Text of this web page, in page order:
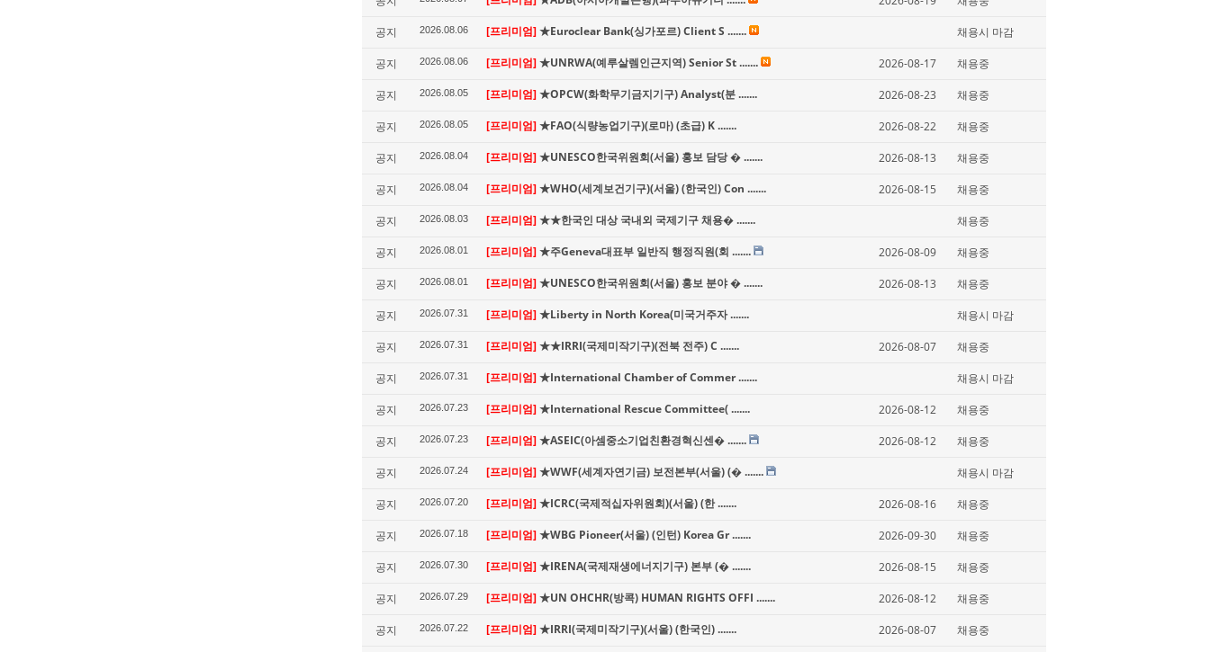
공지 2026.08.06 [프리미엄]★Euroclear Bank(싱가포르) Client S ....... 채용시 마감
공지 2026.08.06 [프리미엄]★UNRWA(예루살렘인근지역) Senior St ....... 2026-08-17 채용중
공지 2026.08.05 [프리미엄]★OPCW(화학무기금지기구) Analyst(분 ....... 2026-08-23 채용중
공지 2026.08.05 [프리미엄]★FAO(식량농업기구)(로마) (초급) K ....... 2026-08-22 채용중
공지 2026.08.04 [프리미엄]★UNESCO한국위원회(서울) 홍보 담당 � ....... 2026-08-13 채용중
공지 2026.08.04 [프리미엄]★WHO(세계보건기구)(서울) (한국인) Con ....... 2026-08-15 채용중
공지 2026.08.03 [프리미엄]★★한국인 대상 국내외 국제기구 채용� ....... 채용중
공지 2026.08.01 [프리미엄]★주Geneva대표부 일반직 행정직원(회 ....... 2026-08-09 채용중
공지 2026.08.01 [프리미엄]★UNESCO한국위원회(서울) 홍보 분야 � ....... 2026-08-13 채용중
공지 2026.07.31 [프리미엄]★Liberty in North Korea(미국거주자 ....... 채용시 마감
공지 2026.07.31 [프리미엄]★★IRRI(국제미작기구)(전북 전주) C ....... 2026-08-07 채용중
공지 2026.07.31 [프리미엄]★International Chamber of Commer ....... 채용시 마감
공지 2026.07.23 [프리미엄]★International Rescue Committee( ....... 2026-08-12 채용중
공지 2026.07.23 [프리미엄]★ASEIC(아셈중소기업친환경혁신센� ....... 2026-08-12 채용중
공지 2026.07.24 [프리미엄]★WWF(세계자연기금) 보전본부(서울) (� ....... 채용시 마감
공지 2026.07.20 [프리미엄]★ICRC(국제적십자위원회)(서울) (한 ....... 2026-08-16 채용중
공지 2026.07.18 [프리미엄]★WBG Pioneer(서울) (인턴) Korea Gr ....... 2026-09-30 채용중
공지 2026.07.30 [프리미엄]★IRENA(국제재생에너지기구) 본부 (� ....... 2026-08-15 채용중
공지 2026.07.29 [프리미엄]★UN OHCHR(방콕) HUMAN RIGHTS OFFI ....... 2026-08-12 채용중
공지 2026.07.22 [프리미엄]★IRRI(국제미작기구)(서울) (한국인) ....... 2026-08-07 채용중